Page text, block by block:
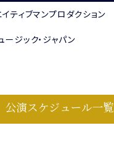
イティブマンプロダクション
ージック・ジャパン
公演スケジュール一覧